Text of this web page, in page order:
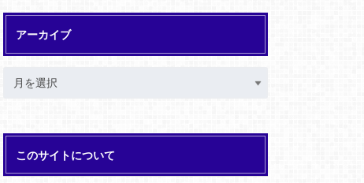
アーカイブ
このサイトについて